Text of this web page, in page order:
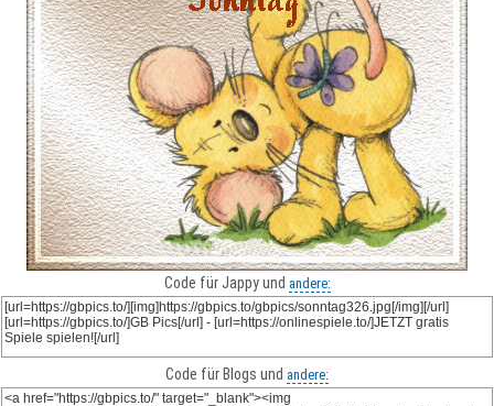
Code für Jappy und andere:
Code für Blogs und andere: